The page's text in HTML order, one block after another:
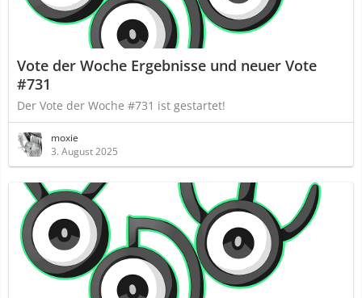
Vote der Woche Ergebnisse und neuer Vote
#731
Der Vote der Woche #731 ist gestartet!
moxie
3. August 2025